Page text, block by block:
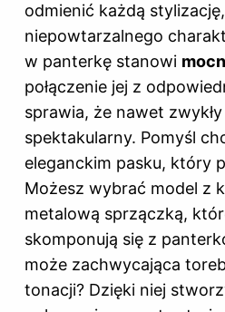
odmienić każdą
niepowtarzalnego
w panterkę stanowi
połączenie jej z
sprawia, że nawet
spektakularny. Pomyśl
eleganckim pasku, który
Możesz wybrać model z
metalową sprzączką,
skomponują się z
może zachwycająca
tonacji? Dzięki niej